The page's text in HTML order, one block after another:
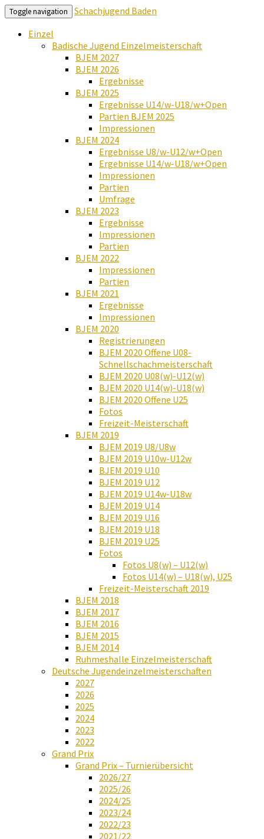
Toggle navigation
Schachjugend Baden
Einzel
Badische Jugend Einzelmeisterschaft
BJEM 2027
BJEM 2026
Ergebnisse
BJEM 2025
Ergebnisse U14/w-U18/w+Open
Partien BJEM 2025
Impressionen
BJEM 2024
Ergebnisse U8/w-U12/w+Open
Ergebnisse U14/w-U18/w+Open
Impressionen
Partien
Umfrage
BJEM 2023
Ergebnisse
Impressionen
Partien
BJEM 2022
Impressionen
Partien
BJEM 2021
Ergebnisse
Impressionen
BJEM 2020
Registrierungen
BJEM 2020 Offene U08-
Schnellschachmeisterschaft
BJEM 2020 U08(w)-U12(w)
BJEM 2020 U14(w)-U18(w)
BJEM 2020 Offene U25
Fotos
Freizeit-Meisterschaft
BJEM 2019
BJEM 2019 U8/U8w
BJEM 2019 U10w-U12w
BJEM 2019 U10
BJEM 2019 U12
BJEM 2019 U14w-U18w
BJEM 2019 U14
BJEM 2019 U16
BJEM 2019 U18
BJEM 2019 U25
Fotos
Fotos U8(w) – U12(w)
Fotos U14(w) – U18(w), U25
Freizeit-Meisterschaft 2019
BJEM 2018
BJEM 2017
BJEM 2016
BJEM 2015
BJEM 2014
Ruhmeshalle Einzelmeisterschaft
Deutsche Jugendeinzelmeisterschaften
2027
2026
2025
2024
2023
2022
Grand Prix
Grand Prix – Turnierübersicht
2026/27
2025/26
2024/25
2023/24
2022/23
2021/22